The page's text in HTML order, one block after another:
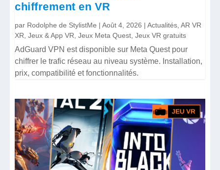
chiffrement en VR
par Rodolphe de StylistMe |Août 4, 2026 |Actualités ,AR VR
XR ,Jeux & App VR ,Jeux Meta Quest ,Jeux VR gratuits
AdGuard VPN est disponible sur Meta Quest pour
chiffrer le trafic réseau au niveau système. Installation,
prix, compatibilité et fonctionnalités.